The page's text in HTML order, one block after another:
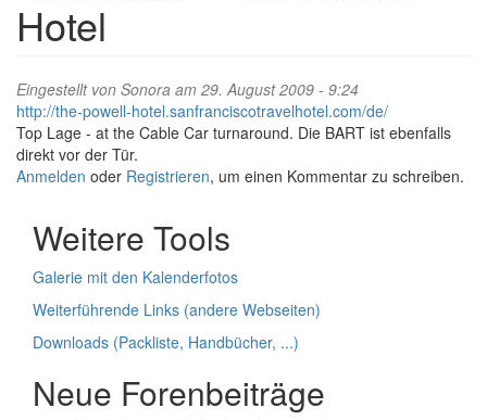
Hotel
Eingestellt von Sonora am 29. August 2009 - 9:24
http://the-powell-hotel.sanfranciscotravelhotel.com/de/
Top Lage - at the Cable Car turnaround. Die BART ist ebenfalls
direkt vor der Tür.
Anmelden oder Registrieren, um einen Kommentar zu schreiben.
Weitere Tools
Galerie mit den Kalenderfotos
Weiterführende Links (andere Webseiten)
Downloads (Packliste, Handbücher, ...)
Neue Forenbeiträge